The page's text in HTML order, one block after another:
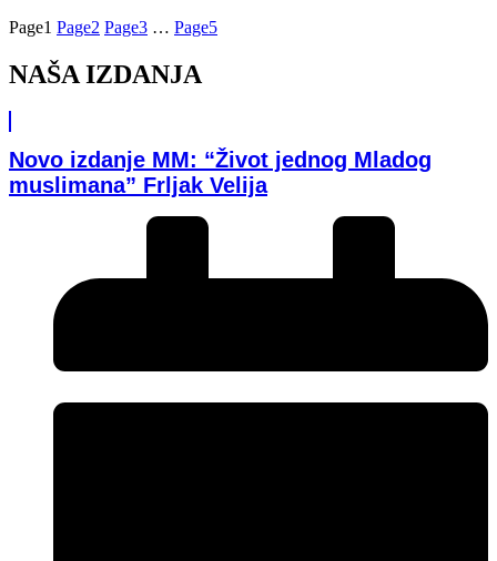
Page1 Page2 Page3 … Page5
NAŠA IZDANJA
Novo izdanje MM: “Život jednog Mladog
muslimana” Frljak Velija